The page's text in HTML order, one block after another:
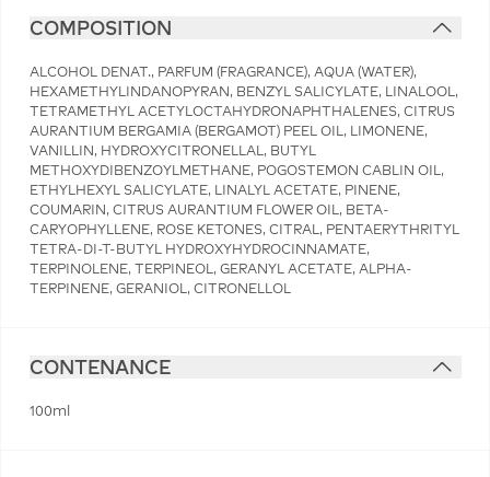
COMPOSITION
ALCOHOL DENAT., PARFUM (FRAGRANCE), AQUA (WATER),
HEXAMETHYLINDANOPYRAN, BENZYL SALICYLATE, LINALOOL,
TETRAMETHYL ACETYLOCTAHYDRONAPHTHALENES, CITRUS
AURANTIUM BERGAMIA (BERGAMOT) PEEL OIL, LIMONENE,
VANILLIN, HYDROXYCITRONELLAL, BUTYL
METHOXYDIBENZOYLMETHANE, POGOSTEMON CABLIN OIL,
ETHYLHEXYL SALICYLATE, LINALYL ACETATE, PINENE,
COUMARIN, CITRUS AURANTIUM FLOWER OIL, BETA-
CARYOPHYLLENE, ROSE KETONES, CITRAL, PENTAERYTHRITYL
TETRA-DI-T-BUTYL HYDROXYHYDROCINNAMATE,
TERPINOLENE, TERPINEOL, GERANYL ACETATE, ALPHA-
TERPINENE, GERANIOL, CITRONELLOL
CONTENANCE
100ml